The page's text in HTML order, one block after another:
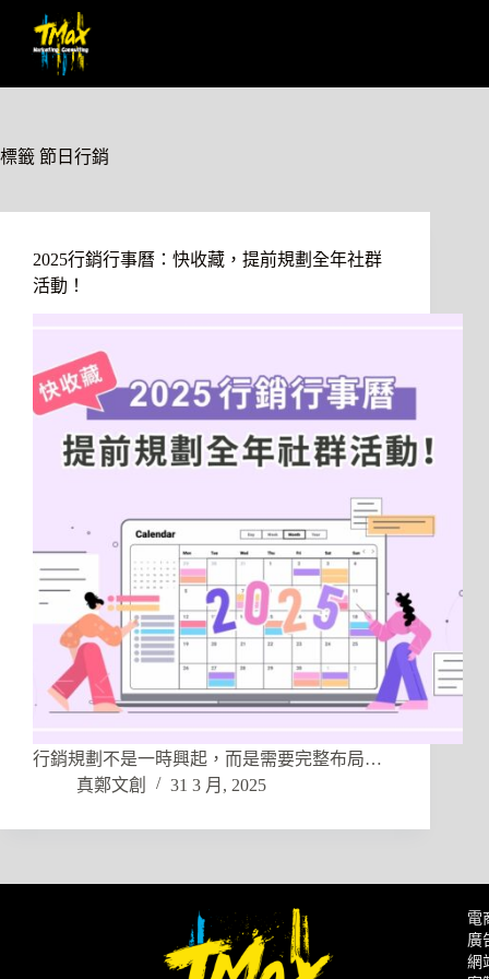
標籤 節日行銷
2025行銷行事曆：快收藏，提前規劃全年社群
活動！
行銷規劃不是一時興起，而是需要完整布局…
真鄭文創
31 3 月, 2025
電
廣
網